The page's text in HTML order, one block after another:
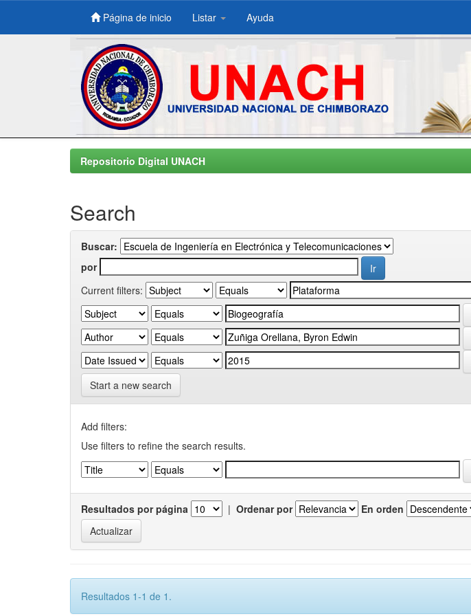
Skip
Página de inicio Listar Ayuda
Repositorio Digital UNACH
Search
Buscar:
por
Current filters:
Start a new search
Add filters:
Use filters to refine the search results.
Resultados por página | Ordenar por En orden
Resultados 1-1 de 1.